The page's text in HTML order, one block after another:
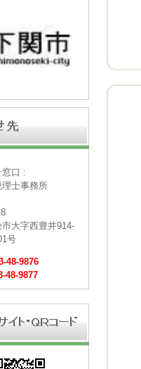
窓口 :
士事務所
大字西豊井914-
号
48-9876
48-9877